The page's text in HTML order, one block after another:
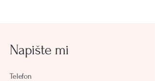
Napište mi
Telefon